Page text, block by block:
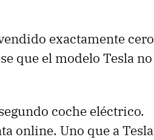
exactamente cero
que el modelo Tesla no
coche eléctrico.
online. Uno que a Tesla